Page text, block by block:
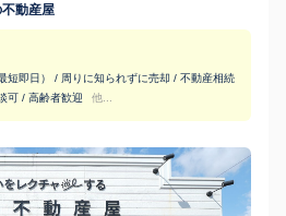
動産屋
短即日） / 周りに知られずに売却 / 不動産相続
可 / 高齢者歓迎
他...